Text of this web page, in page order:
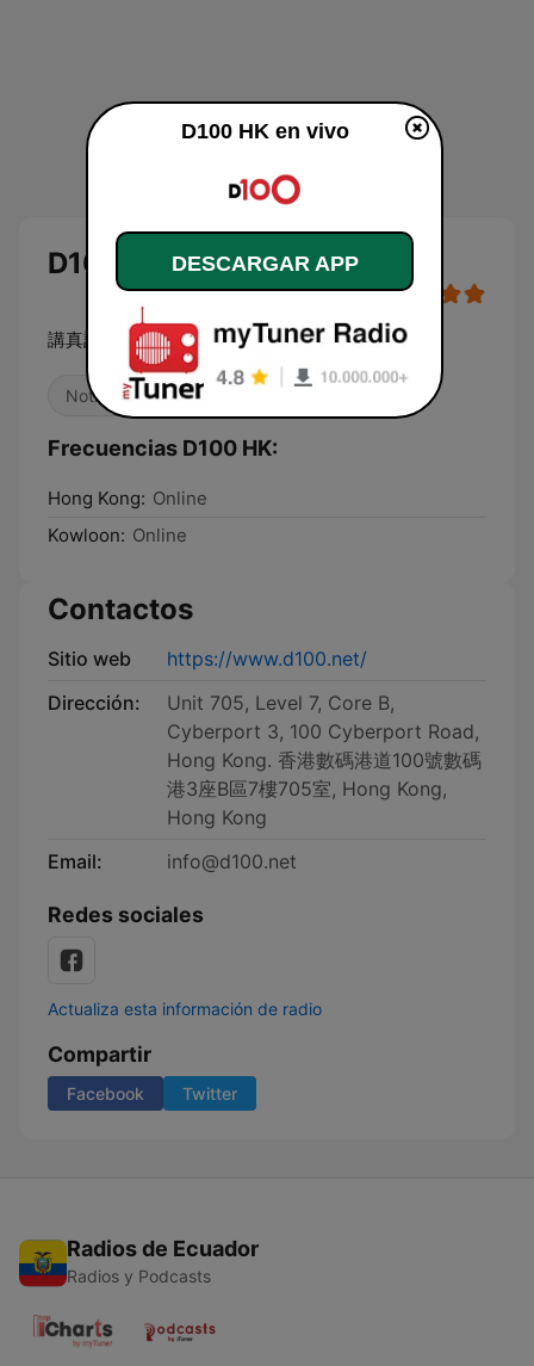
D100 HK
講真話．行公義．好憐憫
Noticias Radio hablada
Frecuencias D100 HK:
Hong Kong: Online
Kowloon: Online
Contactos
Sitio web
https://www.d100.net/
Dirección:
Unit 705, Level 7, Core B,
Cyberport 3, 100 Cyberport Road,
Hong Kong. 香港數碼港道100號數碼
港3座B區7樓705室, Hong Kong,
Hong Kong
Email:
info@d100.net
Redes sociales
Actualiza esta información de radio
Compartir
Facebook Twitter
Radios de Ecuador
Radios y Podcasts
D100 HK en vivo
DESCARGAR APP